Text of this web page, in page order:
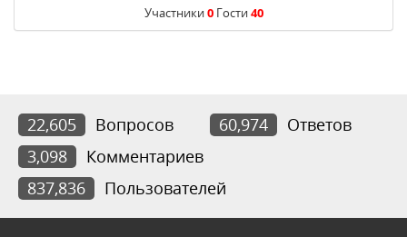
Участники0Гости40
22,605 Вопросов 60,974
Ответов
3,098
Комментариев
837,836
Пользователей